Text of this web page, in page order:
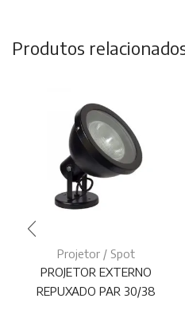
Produtos
Projetor / Spot
PROJETOR EXTERNO
REPUXADO PAR 30/38